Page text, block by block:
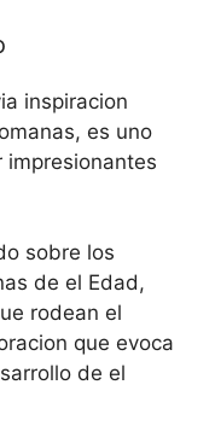
inspiracion
es uno
impresionantes
sobre los
de el Edad,
rodean el
que evoca
de el